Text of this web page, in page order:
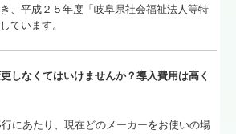
、平成２５年度「岐阜県社会福祉法人等特
ています。
しなくてはいけませんか？導入費用は高く
にあたり、現在どのメーカーをお使いの場